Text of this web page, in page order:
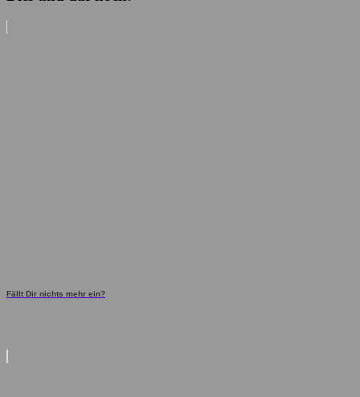
Fällt Dir nichts mehr ein?